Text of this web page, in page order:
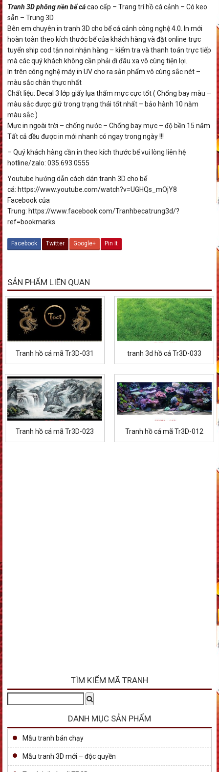
Tranh 3D phông nền bể cácao cấp – Trang trí hồ cá cảnh – Có keo
sẵn – Trung 3D
Bên em chuyên in tranh 3D cho bể cá cảnh công nghệ 4.0. In mới
hoàn toàn theo kích thước bể của khách hàng và đặt online trực
tuyến ship cod tận nơi nhận hàng – kiểm tra và thanh toán trực tiếp
mà các quý khách không cần phải đi đâu xa vô cùng tiện lợi.
In trên công nghệ máy in UV cho ra sản phẩm vô cùng sắc nét –
màu sắc chân thực nhất
Chất liệu: Decal 3 lớp giấy lụa thấm mực cực tốt ( Chống bay màu –
màu sắc được giữ trong trạng thái tốt nhất – bảo hành 10 năm
màu sắc )
Mực in ngoài trời – chống nước – Chống bay mực – độ bền 15 năm
Tất cả đều được in mới nhanh có ngay trong ngày !!!
– Quý khách hàng cần in theo kích thước bể vui lòng liên hệ
hotline/zalo: 035.693.0555
Youtube hướng dẫn cách dán tranh 3D cho bể
cá: https://www.youtube.com/watch?v=UGHQs_mOjY8
Facebook của
Trung: https://www.facebook.com/Tranhbecatrung3d/?
ref=bookmarks
Facebook Twitter Google+ Pin It
SẢN PHẨM LIÊN QUAN
Tranh hồ cá mã Tr3D-031 tranh 3d hồ cá Tr3D-033
Tranh hồ cá mã Tr3D-023 Tranh hồ cá mã Tr3D-012
TÌM KIẾM MÃ TRANH
DANH MỤC SẢN PHẨM
Mẫu tranh bán chạy
Mẫu tranh 3D mới – độc quyền